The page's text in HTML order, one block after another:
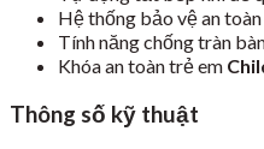
Hệ thống bảo vệ an toàn
Tính năng chống tràn
Khóa an toàn trẻ em
Thông số kỹ thuật